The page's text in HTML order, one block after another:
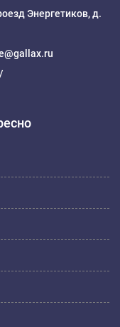
Энергетиков, д.